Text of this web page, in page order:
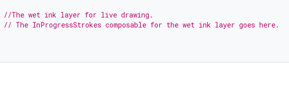
//The wet ink layer for live drawing.
// The InProgressStrokes composable for the wet ink layer goes here.